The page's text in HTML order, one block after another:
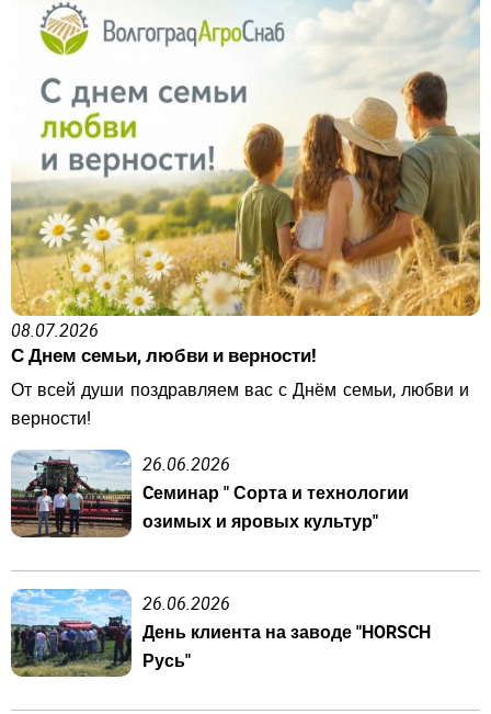
08.07.2026
С Днем семьи, любви и верности!
От всей души поздравляем вас с Днём семьи, любви и
верности!
26.06.2026
Cеминар " Сорта и технологии
озимых и яровых культур"
26.06.2026
День клиента на заводе "HORSCH
Русь"
Забыли пароль?